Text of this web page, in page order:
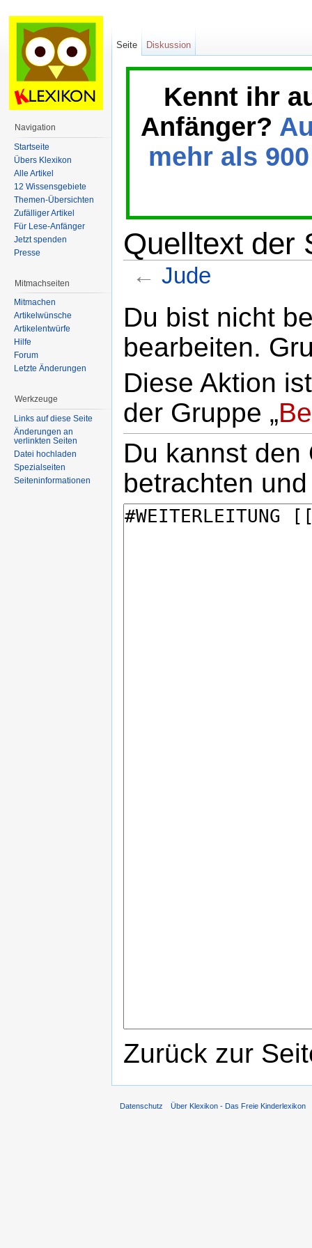
Kennt ihr
Anfänger?
mehr als
Quelltext der
←Jude
Du bist nicht
bearbeiten.
Diese Aktion
der Gruppe „
Du kannst den
betrachten
Zurück zur
Seite Diskussion
Navigation
Startseite
Übers Klexikon
Alle Artikel
12 Wissensgebiete
Themen-Übersichten
Zufälliger Artikel
Für Lese-Anfänger
Jetzt spenden
Presse
Mitmachseiten
Mitmachen
Artikelwünsche
Artikelentwürfe
Hilfe
Forum
Letzte Änderungen
Werkzeuge
Links auf diese Seite
Änderungen an
verlinkten Seiten
Datei hochladen
Spezialseiten
Seiteninformationen
Datenschutz Über Klexikon - Das Freie Kinderlexikon